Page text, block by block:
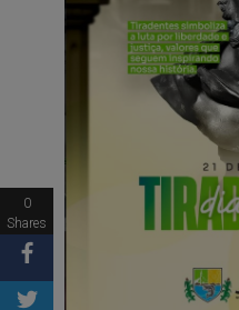
0
Shares